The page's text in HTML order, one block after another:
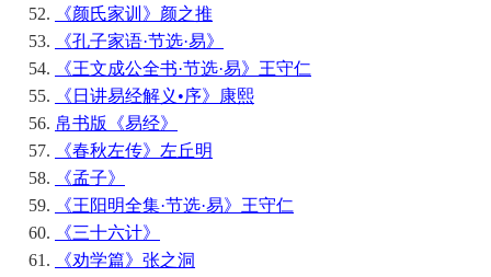
《颜氏家训》颜之推
《孔子家语·节选·易》
《王文成公全书·节选·易》王守仁
《日讲易经解义•序》康熙
帛书版《易经》
《春秋左传》左丘明
《孟子》
《王阳明全集·节选·易》王守仁
《三十六计》
《劝学篇》张之洞